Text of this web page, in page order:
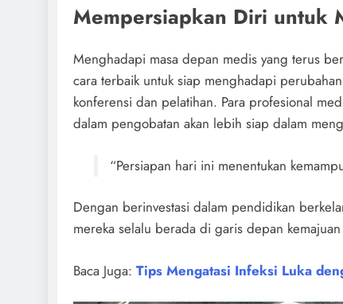
Mempersiapkan Diri untuk
Menghadapi masa depan medis yang terus
cara terbaik untuk siap menghadapi
konferensi dan pelatihan. Para profesional
dalam pengobatan akan lebih siap dalam
“Persiapan hari ini menentukan
Dengan berinvestasi dalam pendidikan
mereka selalu berada di garis depan
Baca Juga: Tips Mengatasi Infeksi Luka